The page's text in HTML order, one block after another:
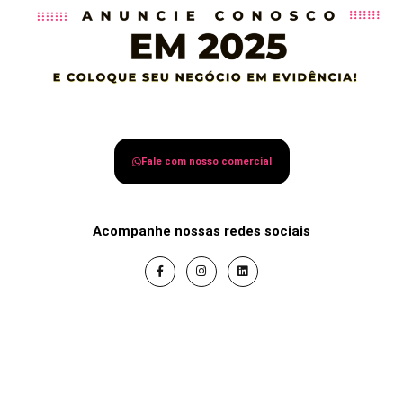
Fale com nosso comercial
Acompanhe nossas redes sociais